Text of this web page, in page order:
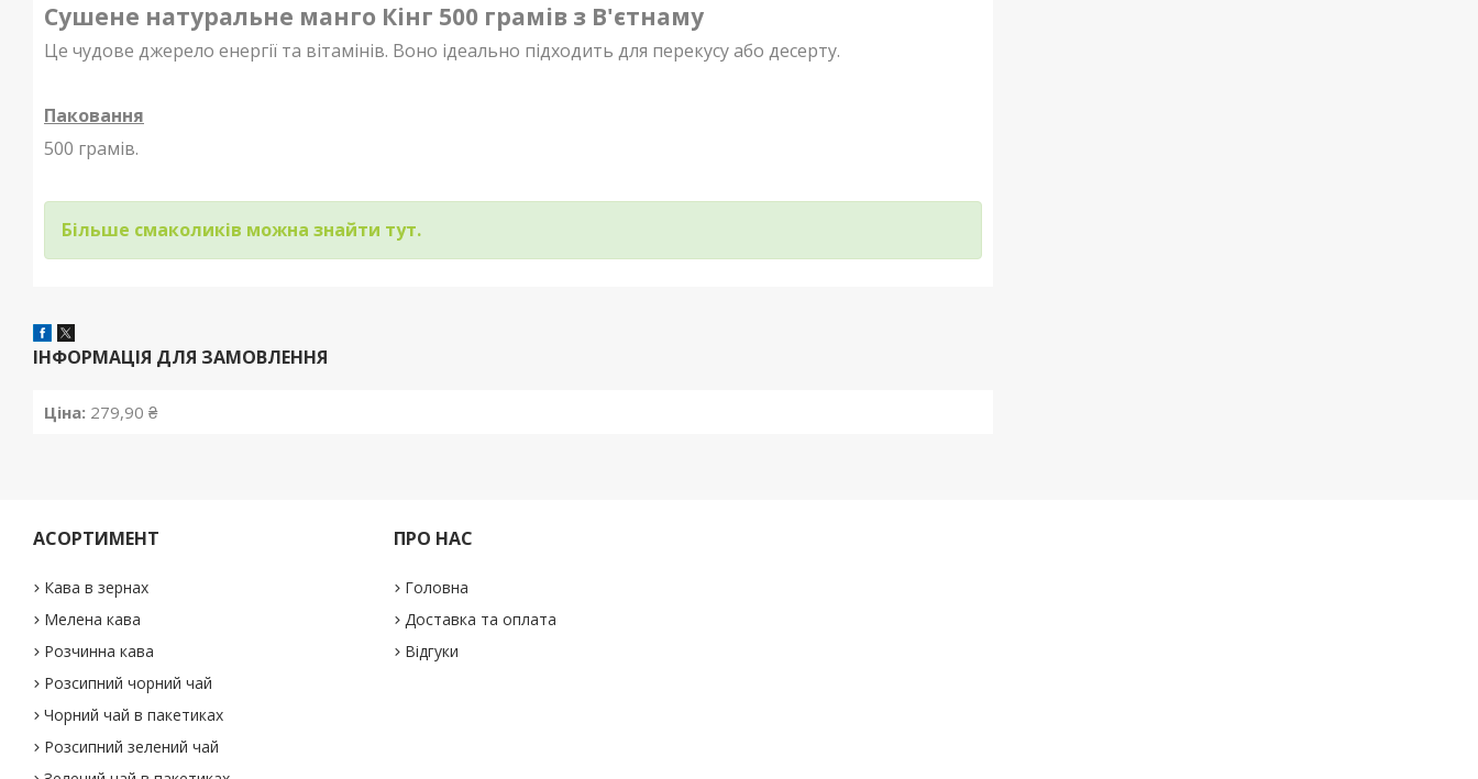
Сушене натуральне манго Кінг 500 грамів з В'єтнаму
Це чудове джерело енергії та вітамінів. Воно ідеально підходить для перекусу або десерту.
Паковання
500 грамів.
Більше смаколиків можна знайти тут.
ІНФОРМАЦІЯ ДЛЯ ЗАМОВЛЕННЯ
Ціна: 279,90 ₴
АСОРТИМЕНТ
Кава в зернах
Мелена кава
Розчинна кава
Розсипний чорний чай
Чорний чай в пакетиках
Розсипний зелений чай
ПРО НАС
Головна
Доставка та оплата
Відгуки